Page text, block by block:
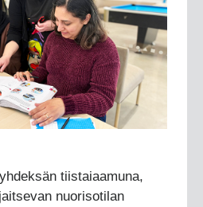
tiistaiaamuna,
nuorisotilan